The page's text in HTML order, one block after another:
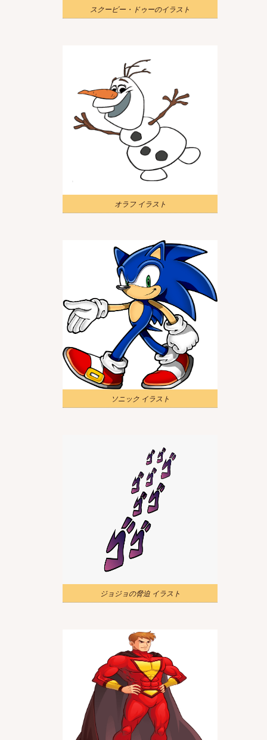
スクービー・ドゥーのイラスト
オラフ イラスト
ソニック イラスト
ジョジョの脅迫 イラスト